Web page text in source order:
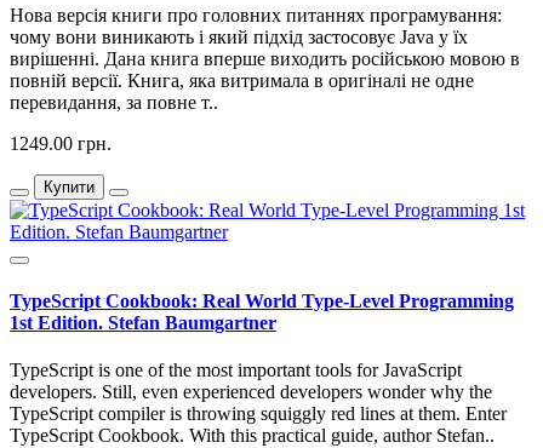
Нова версія книги про головних питаннях програмування:
чому вони виникають і який підхід застосовує Java у їх
вирішенні. Дана книга вперше виходить російською мовою в
повній версії. Книга, яка витримала в оригіналі не одне
перевидання, за повне т..
1249.00 грн.
Купити
TypeScript Cookbook: Real World Type-Level Programming
1st Edition. Stefan Baumgartner
TypeScript is one of the most important tools for JavaScript
developers. Still, even experienced developers wonder why the
TypeScript compiler is throwing squiggly red lines at them. Enter
TypeScript Cookbook. With this practical guide, author Stefan..